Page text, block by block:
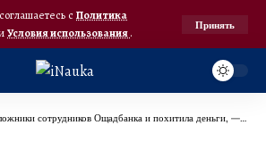
с Политика
Условия использования.
Принять
сотрудников Ощадбанка и похитила деньги, — Сибига